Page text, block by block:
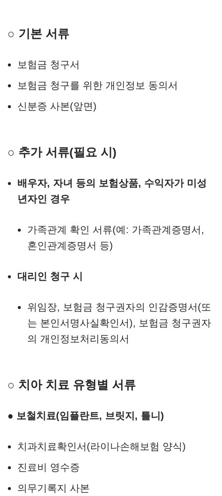
○ 기본 서류
보험금 청구서
보험금 청구를 위한 개인정보 동의서
신분증 사본(앞면)
○ 추가 서류(필요 시)
배우자, 자녀 등의 보험상품, 수익자가 미성
년자인 경우
가족관계 확인 서류(예: 가족관계증명서,
혼인관계증명서 등)
대리인 청구 시
위임장, 보험금 청구권자의 인감증명서(또
는 본인서명사실확인서), 보험금 청구권자
의 개인정보처리동의서
○ 치아 치료 유형별 서류
● 보철치료(임플란트, 브릿지, 틀니)
치과치료확인서(라이나손해보험 양식)
진료비 영수증
의무기록지 사본